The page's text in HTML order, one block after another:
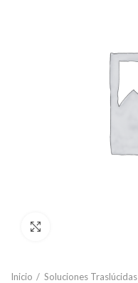
Inicio Soluciones Traslúcidas